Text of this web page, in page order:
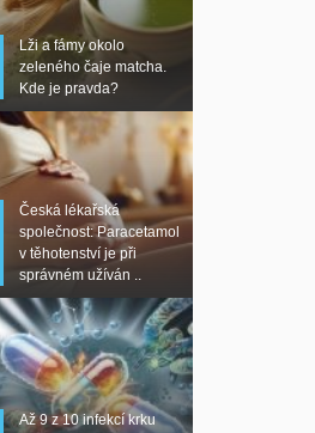
Lži a fámy okolo
zeleného čaje matcha.
Kde je pravda?
Česká lékařská
společnost: Paracetamol
v těhotenství je při
správném užíván ..
Až 9 z 10 infekcí krku